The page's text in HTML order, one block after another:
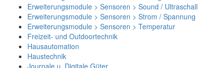
Erweiterungsmodule > Sensoren > Sound / Ultraschall
Erweiterungsmodule > Sensoren > Strom / Spannung
Erweiterungsmodule > Sensoren > Temperatur
Freizeit- und Outdoortechnik
Hausautomation
Haustechnik
Journale u. Digitale Güter